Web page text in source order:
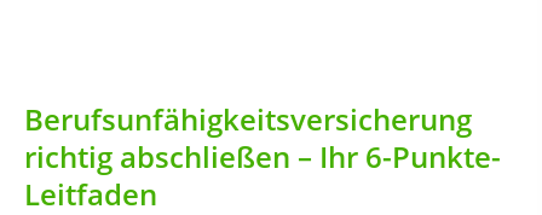
Berufsunfähigkeitsversicherung
richtig abschließen – Ihr 6-Punkte-
Leitfaden